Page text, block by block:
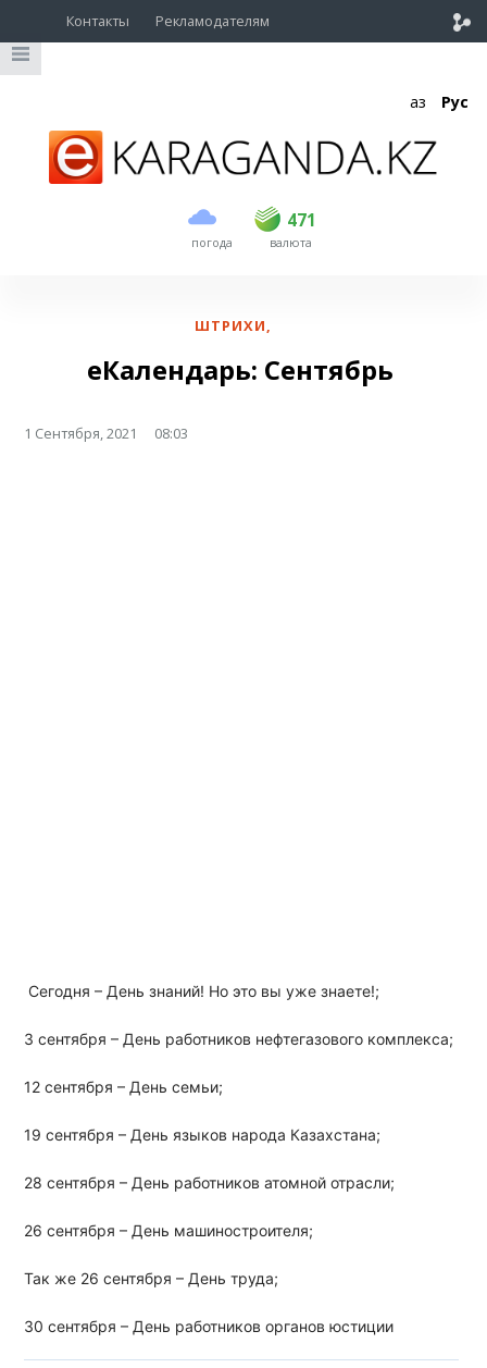
Контакты Рекламодателям
Қаз Рус
погода
471
USD 468.5
EUR 541.5
валюта
ШТРИХИ,
еКалендарь: Сентябрь
1 Сентября, 2021 08:03
Сегодня – День знаний! Но это вы уже знаете!;
3 сентября – День работников нефтегазового комплекса;
12 сентября – День семьи;
19 сентября – День языков народа Казахстана;
28 сентября – День работников атомной отрасли⁣;
26 сентября – День машиностроителя;⁣
Так же 26 сентября – День труда;
30 сентября – День работников органов юстиции